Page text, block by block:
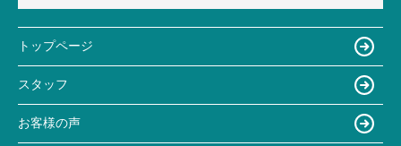
トップページ
スタッフ
お客様の声